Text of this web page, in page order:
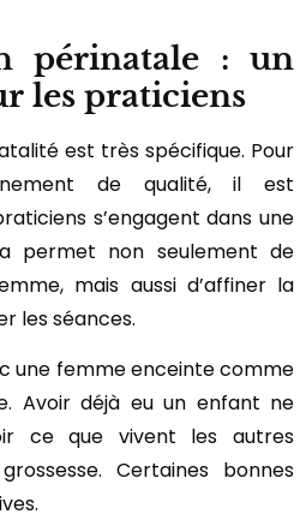
périnatale : un
les praticiens
est très spécifique. Pour
de qualité, il est
s’engagent dans une
permet non seulement de
mais aussi d’affiner la
les séances.
une femme enceinte comme
Avoir déjà eu un enfant ne
ce que vivent les autres
Certaines bonnes